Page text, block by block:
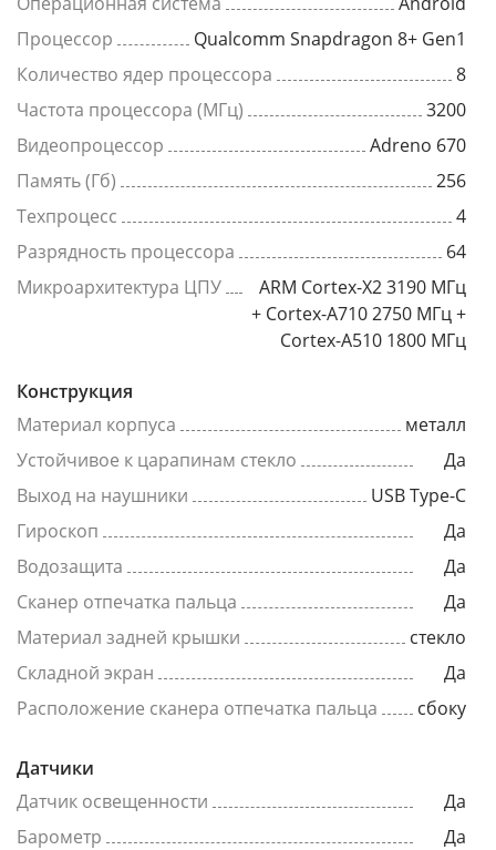
Процессор
Qualcomm Snapdragon 8+ Gen1
Количество ядер процессора
8
Частота процессора (МГц)
3200
Видеопроцессор
Adreno 670
Память (Гб)
256
Техпроцесс
4
Разрядность процессора
64
Микроархитектура ЦПУ
ARM Cortex-X2 3190 МГц
+ Cortex-A710 2750 МГц +
Cortex-A510 1800 МГц
Конструкция
Материал корпуса
металл
Устойчивое к царапинам стекло
Да
Выход на наушники
USB Type-C
Гироскоп
Да
Водозащита
Да
Сканер отпечатка пальца
Да
Материал задней крышки
стекло
Складной экран
Да
Расположение сканера отпечатка пальца
сбоку
Датчики
Датчик освещенности
Да
Барометр
Да